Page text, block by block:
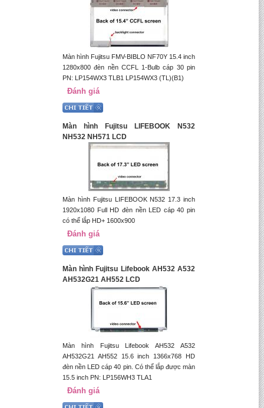
Màn hình Fujitsu FMV-BIBLO NF70Y 15.4 inch
1280x800 đèn nền CCFL 1-Bulb cáp 30 pin
PN: LP154WX3 TLB1 LP154WX3 (TL)(B1)
Đánh giá
Màn hình Fujitsu LIFEBOOK N532
NH532 NH571 LCD
Màn hình Fujitsu LIFEBOOK N532 17.3 inch
1920x1080 Full HD đèn nền LED cáp 40 pin
có thể lắp HD+ 1600x900
Đánh giá
Màn hình Fujitsu Lifebook AH532 A532
AH532G21 AH552 LCD
Màn hình Fujitsu Lifebook AH532 A532
AH532G21 AH552 15.6 inch 1366x768 HD
đèn nền LED cáp 40 pin. Có thể lắp được màn
15.5 inch PN: LP156WH3 TLA1
Đánh giá